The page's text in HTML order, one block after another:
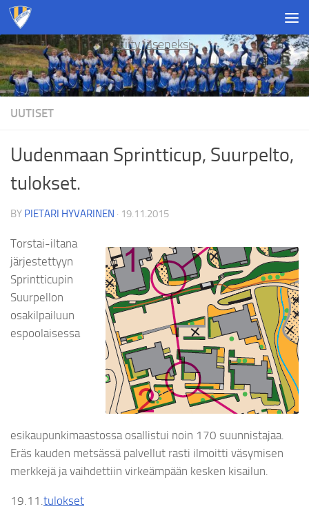
Skip to content
Liity jäseneksi
UUTISET
Uudenmaan Sprintticup, Suurpelto,
tulokset.
BY PIETARI HYVARINEN · 19.11.2015
Torstai-iltana
järjestettyyn
Sprintticupin
Suurpellon
osakilpailuun
espoolaisessa
esikaupunkimaastossa osallistui noin 170 suunnistajaa.
Eräs kauden metsässä palvellut rasti ilmoitti väsymisen
merkkejä ja vaihdettiin virkeämpään kesken kisailun.
19.11. tulokset